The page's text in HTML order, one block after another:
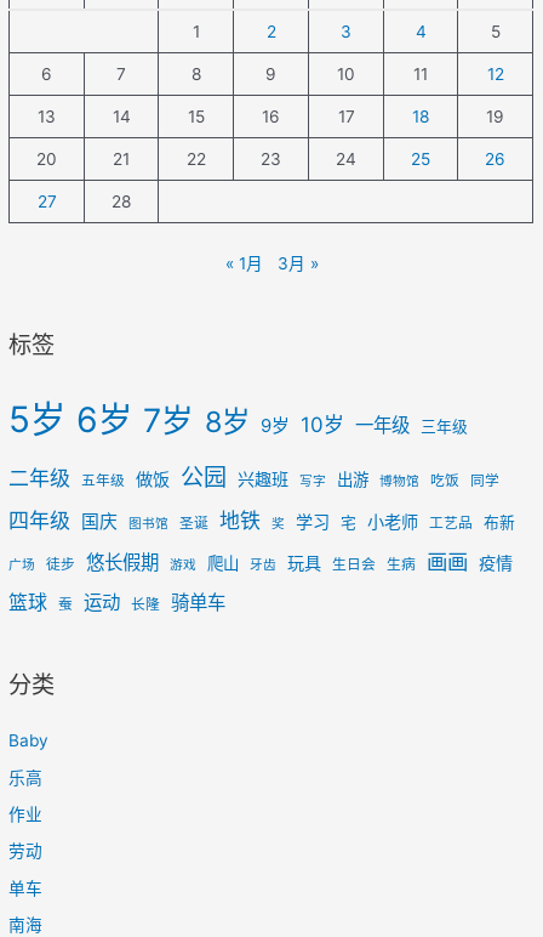
1 2 3 4 5
6 7 8 9 10 11 12
13 14 15 16 17 18 19
20 21 22 23 24 25 26
27 28
« 1月 3月 »
标签
5岁 6岁 7岁 8岁 9岁 10岁 一年级 三年级
二年级 五年级 做饭 公园 兴趣班 写字 出游 博物馆 吃饭 同学
四年级 国庆 图书馆 圣诞 地铁 奖 学习 宅 小老师 工艺品 布新
广场 徒步 悠长假期 游戏 爬山 牙齿 玩具 生日会 生病 画画 疫情
篮球 蚕 运动 长隆 骑单车
分类
Baby
乐高
作业
劳动
单车
南海